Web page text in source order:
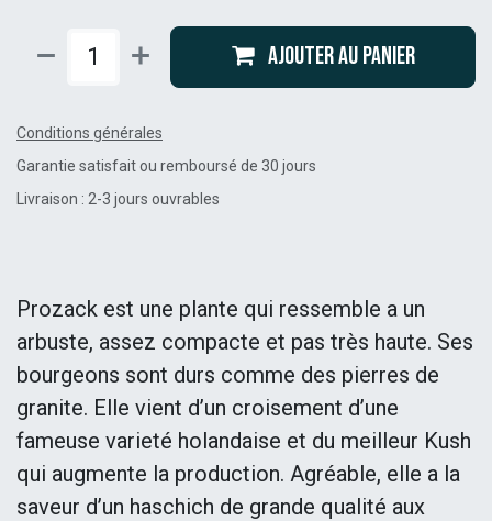
Ajouter au panier
Conditions générales
Garantie satisfait ou remboursé de 30 jours
Livraison : 2-3 jours ouvrables
Prozack est une plante qui ressemble a un
arbuste, assez compacte et pas très haute. Ses
bourgeons sont durs comme des pierres de
granite. Elle vient d’un croisement d’une
fameuse varieté holandaise et du meilleur Kush
qui augmente la production. Agréable, elle a la
saveur d’un haschich de grande qualité aux